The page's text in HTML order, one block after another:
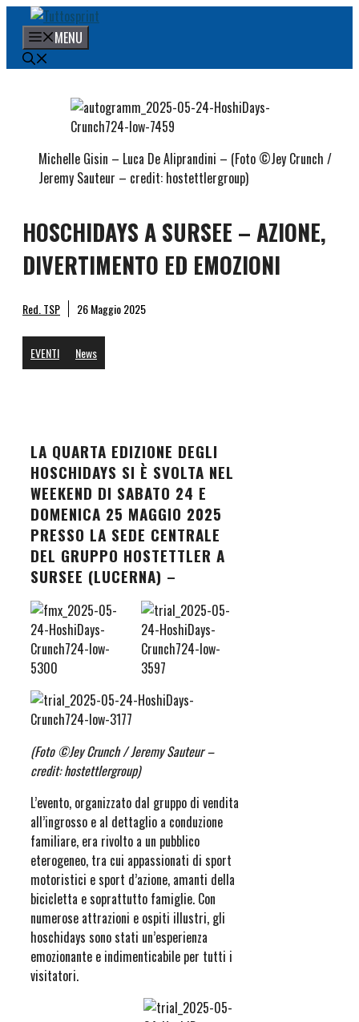
contenuto
MENU
HOSCHIDAYS A SURSEE – AZIONE,
DIVERTIMENTO ED EMOZIONI
Red. TSP 26 Maggio 2025
EVENTI News
Michelle Gisin – Luca De Aliprandini – (Foto ©Jey Crunch /
Jeremy Sauteur – credit: hostettlergroup)
LA QUARTA EDIZIONE DEGLI
HOSCHIDAYS SI È SVOLTA NEL
WEEKEND DI SABATO 24 E
DOMENICA 25 MAGGIO 2025
PRESSO LA SEDE CENTRALE
DEL GRUPPO HOSTETTLER A
SURSEE (LUCERNA) –
(Foto ©Jey Crunch / Jeremy Sauteur –
credit: hostettlergroup)
L’evento, organizzato dal gruppo di vendita
all’ingrosso e al dettaglio a conduzione
familiare, era rivolto a un pubblico
eterogeneo, tra cui appassionati di sport
motoristici e sport d’azione, amanti della
bicicletta e soprattutto famiglie. Con
numerose attrazioni e ospiti illustri, gli
hoschidays sono stati un’esperienza
emozionante e indimenticabile per tutti i
visitatori.